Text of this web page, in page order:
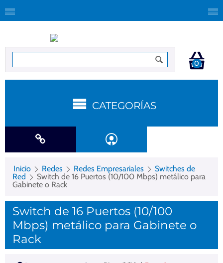
0
CATEGORÍAS
Inicio Redes Redes Empresariales
Switches de
Red
Switch de 16 Puertos (10/100 Mbps) metálico para
Gabinete o Rack
Switch de 16 Puertos (10/100
Mbps) metálico para Gabinete o
Rack